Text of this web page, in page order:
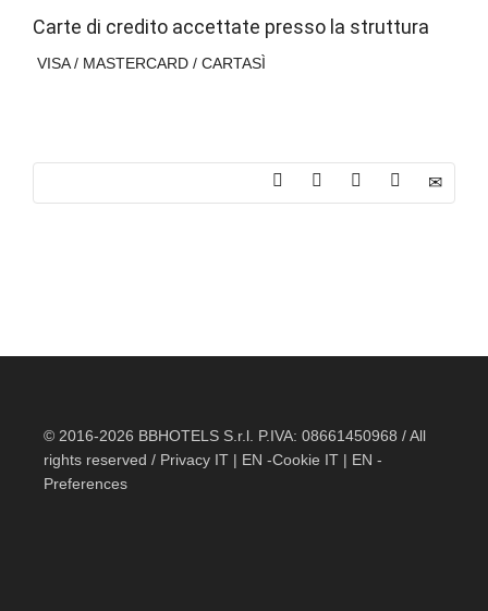
Carte di credito accettate presso la struttura
VISA / MASTERCARD / CARTASÌ
© 2016-2026 BBHOTELS S.r.l. P.IVA: 08661450968 / All
rights reserved / Privacy IT | EN -Cookie IT | EN -
Preferences